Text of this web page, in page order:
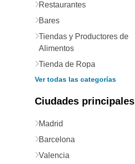
Restaurantes
Bares
Tiendas y Productores de
Alimentos
Tienda de Ropa
Ver todas las categorías
Ciudades principales
Madrid
Barcelona
Valencia